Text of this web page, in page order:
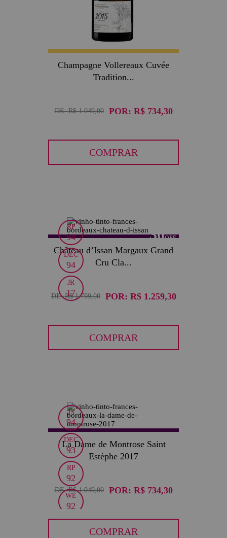
Champagne Vollereaux Cuvée
Tradition...
DE:R$ 1.049,00 POR: R$ 734,30
COMPRAR
30
RP
94
DEC
94
JR
17
Château d’Issan Margaux Grand
Cru Cla...
DE:R$ 1.799,00 POR: R$ 1.259,30
COMPRAR
JS
94
DEC
93
RP
92
WE
92
La Dame de Montrose Saint
Estèphe 2017
DE:R$ 1.049,00 POR: R$ 734,30
COMPRAR